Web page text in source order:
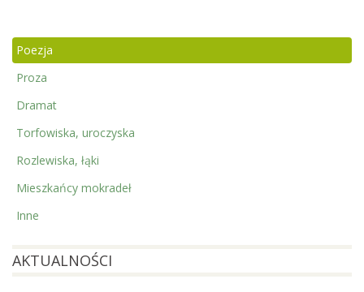
Poezja
Proza
Dramat
Torfowiska, uroczyska
Rozlewiska, łąki
Mieszkańcy mokradeł
Inne
AKTUALNOŚCI